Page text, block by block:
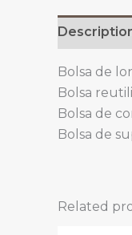
Bolsa de
Bolsa
Bolsa de
Bolsa de
Related